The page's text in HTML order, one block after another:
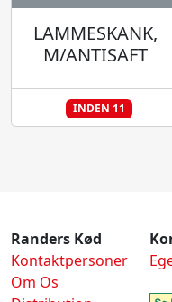
LAMMESKANK,
M/ANTISAFT
INDEN 11
Randers Kød
Kontaktpersoner
Om Os